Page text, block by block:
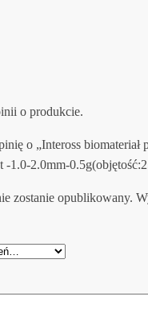
o produkcie.
o „Inteross biomateriał
-1.0-2.0mm-
zostanie opublikowany.